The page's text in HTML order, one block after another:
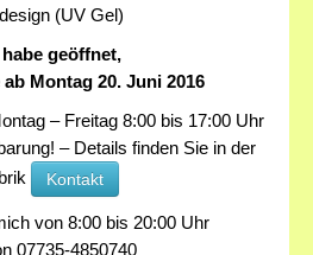
(UV Gel)
geöffnet,
Montag 20. Juni 2016
– Freitag 8:00 bis 17:00 Uhr
– Details finden Sie in der
Kontakt
von 8:00 bis 20:00 Uhr
07735-4850740